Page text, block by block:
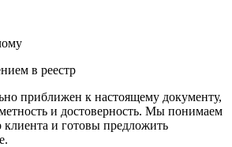
в реестр
приближен к настоящему документу,
и достоверность. Мы понимаем
клиента и готовы предложить